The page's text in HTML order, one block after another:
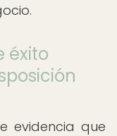
éxito
evidencia que